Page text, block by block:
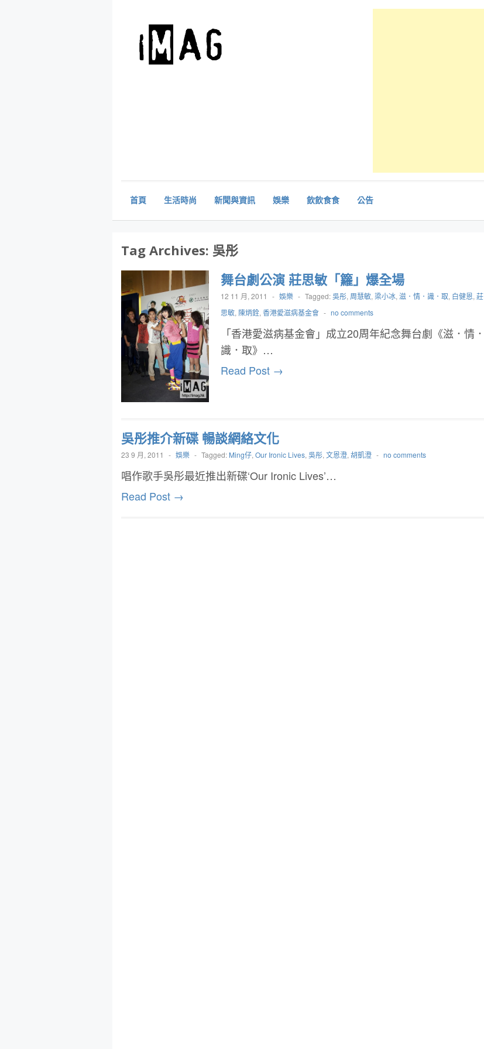
首頁 生活時尚 新聞與資訊 娛樂 飲飲食食 公告
Tag Archives: 吳彤
舞台劇公演 莊思敏「籮」爆全場
12 11 月, 2011 - 娛樂 - Tagged:吳彤, 周慧敏, 梁小冰, 滋．情．識．取, 白健恩, 莊
思敏, 陳炳銓, 香港愛滋病基金會 - no comments
「香港愛滋病基金會」成立20周年紀念舞台劇《滋．情．
識．取》…
Read Post →
吳彤推介新碟 暢談網絡文化
23 9 月, 2011 - 娛樂 - Tagged: Ming仔, Our Ironic Lives, 吳彤, 文恩澄, 胡凱澄 - no comments
唱作歌手吳彤最近推出新碟‘Our Ironic Lives’…
Read Post →